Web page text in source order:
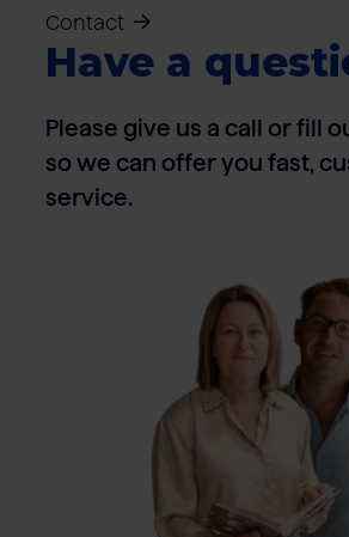
Contact
Have a
Please give us a call or fill
so we can offer you fast,
service.